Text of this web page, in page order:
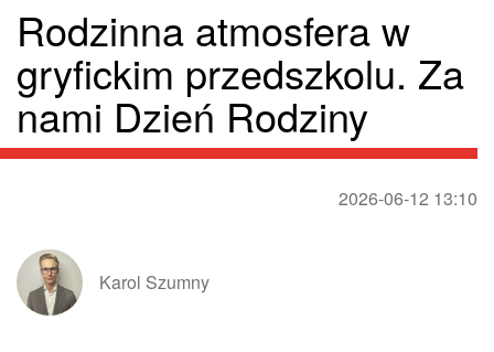
Rodzinna atmosfera w
gryfickim przedszkolu. Za
nami Dzień Rodziny
2026-06-12 13:10
Karol Szumny